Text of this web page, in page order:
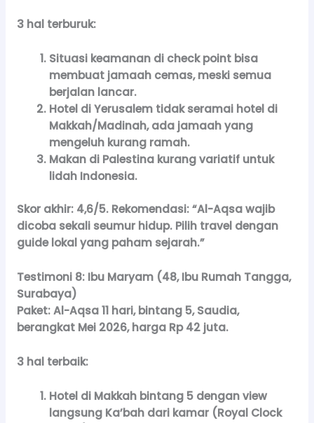
3 hal terburuk:
Situasi keamanan di check point bisa
membuat jamaah cemas, meski semua
berjalan lancar.
Hotel di Yerusalem tidak seramai hotel di
Makkah/Madinah, ada jamaah yang
mengeluh kurang ramah.
Makan di Palestina kurang variatif untuk
lidah Indonesia.
Skor akhir:4,6/5. Rekomendasi:“Al-Aqsa wajib
dicoba sekali seumur hidup. Pilih travel dengan
guide lokal yang paham sejarah.”
Testimoni 8: Ibu Maryam (48, Ibu Rumah Tangga,
Surabaya)
Paket:Al-Aqsa 11 hari, bintang 5, Saudia,
berangkat Mei 2026, harga Rp 42 juta.
3 hal terbaik:
Hotel di Makkah bintang 5 dengan view
langsung Ka’bah dari kamar (Royal Clock